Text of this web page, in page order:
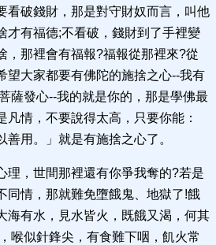
看破錢財，那是對守財奴而言，叫他
才有福德;不看破，錢財到了手裡變
，那裡會有福報?福報從那裡來?從
望大家都要有佛陀的施捨之心--我有
薩發心--我的就是你的，那是學佛最
凡情，不要說得太高，只要你能：
善用。」就是有施捨之心了。
理，世間那裡還有你爭我奪的?若是
同情，那就難免墮餓鬼、地獄了!餓
海有水，見水皆火，既餓又渴，何其
喉似針鋒尖，有食難下咽，飢火常